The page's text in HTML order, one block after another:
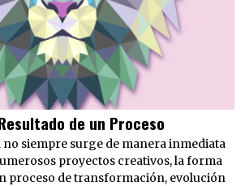
de un Proceso
no siempre surge de manera inmediata
proyectos creativos, la forma
proceso de transformación, evolución